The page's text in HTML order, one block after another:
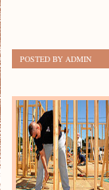
POSTED BY ADMIN